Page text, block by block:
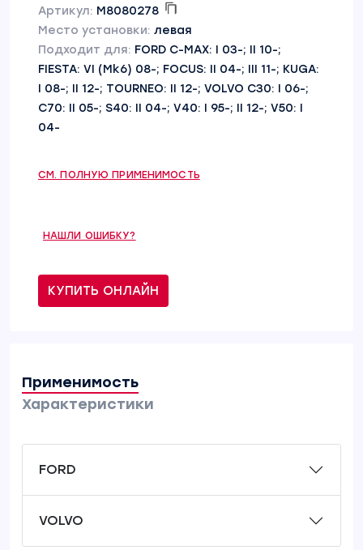
Артикул: M8080278
Место установки: левая
Подходит для: FORD C-MAX: I 03-; II 10-;
FIESTA: VI (Mk6) 08-; FOCUS: II 04-; III 11-; KUGA:
I 08-; II 12-; TOURNEO: II 12-; VOLVO C30: I 06-;
C70: II 05-; S40: II 04-; V40: I 95-; II 12-; V50: I
04-
СМ. ПОЛНУЮ ПРИМЕНИМОСТЬ
НАШЛИ ОШИБКУ?
КУПИТЬ ОНЛАЙН
Применимость
Характеристики
FORD
VOLVO